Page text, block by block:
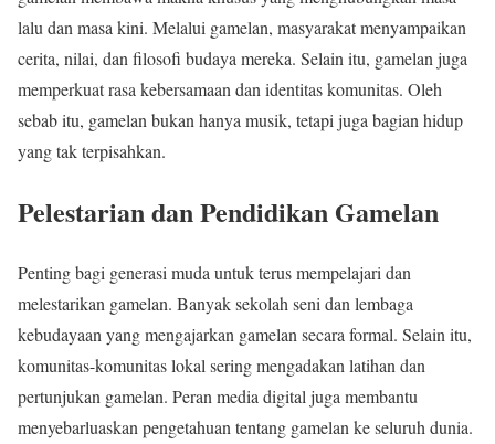
lalu dan masa kini. Melalui gamelan, masyarakat menyampaikan
cerita, nilai, dan filosofi budaya mereka. Selain itu, gamelan juga
memperkuat rasa kebersamaan dan identitas komunitas. Oleh
sebab itu, gamelan bukan hanya musik, tetapi juga bagian hidup
yang tak terpisahkan.
Pelestarian dan Pendidikan Gamelan
Penting bagi generasi muda untuk terus mempelajari dan
melestarikan gamelan. Banyak sekolah seni dan lembaga
kebudayaan yang mengajarkan gamelan secara formal. Selain itu,
komunitas-komunitas lokal sering mengadakan latihan dan
pertunjukan gamelan. Peran media digital juga membantu
menyebarluaskan pengetahuan tentang gamelan ke seluruh dunia.